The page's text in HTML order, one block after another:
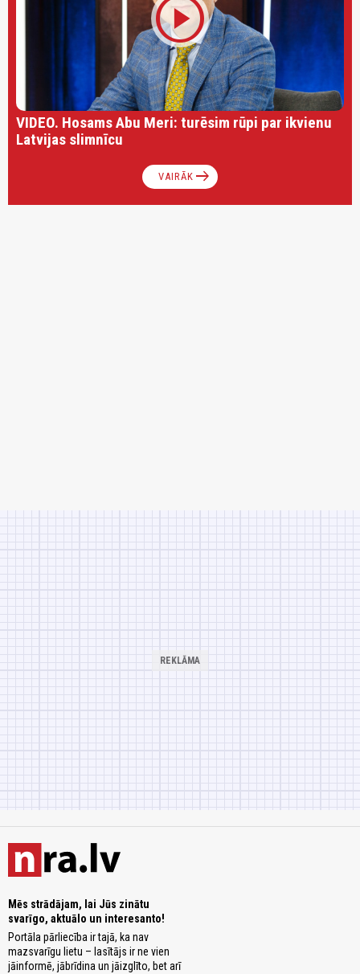
play_circle
VIDEO. Hosams Abu Meri: turēsim rūpi par ikvienu
Latvijas slimnīcu
VAIRĀK arrow_right_alt
Mēs strādājam, lai Jūs zinātu
svarīgo, aktuālo un interesanto!
Portāla pārliecība ir tajā, ka nav
mazsvarīgu lietu – lasītājs ir ne vien
jāinformē, jābrīdina un jāizglīto, bet arī